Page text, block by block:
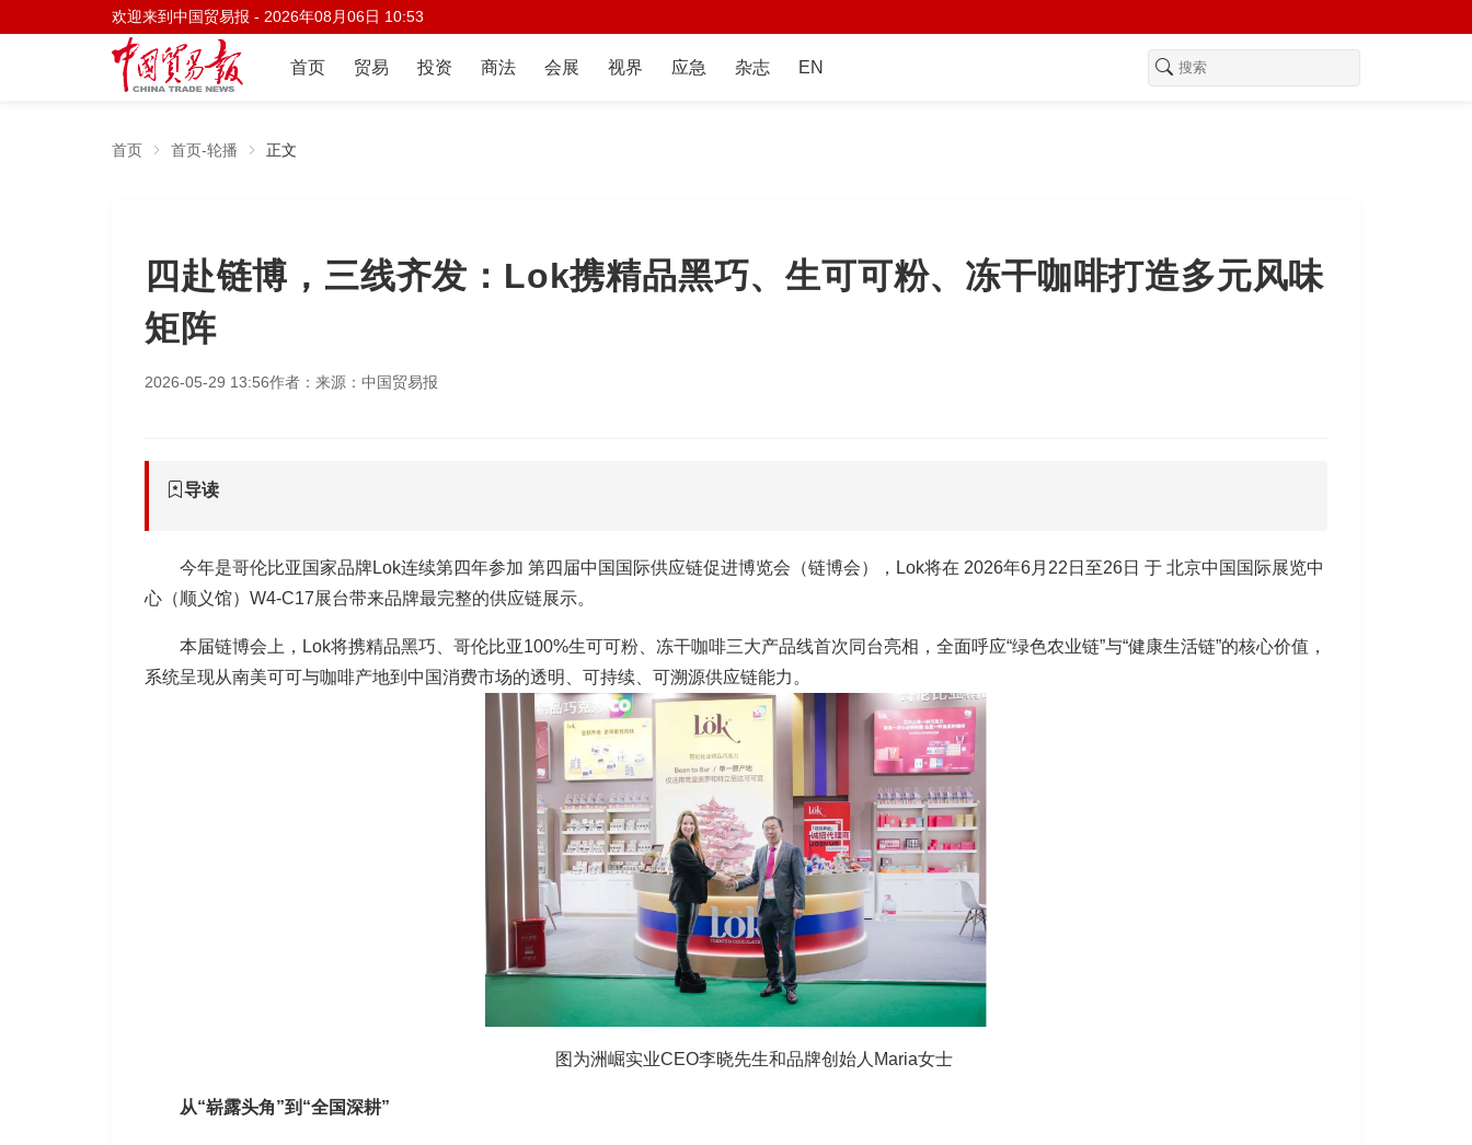
欢迎来到中国贸易报 - 2026年08月06日 10:53
首页 贸易 投资 商法 会展 视界 应急 杂志 EN
首页 首页-轮播 正文
四赴链博，三线齐发：Lok携精品黑巧、生可可粉、冻干咖啡打造多元风味
矩阵
2026-05-29 13:56作者： 来源：中国贸易报
导读
今年是哥伦比亚国家品牌Lok连续第四年参加 第四届中国国际供应链促进博览会（链博会），Lok将在 2026年6月22日至26日 于 北京中国国际展览中
心（顺义馆）W4-C17展台带来品牌最完整的供应链展示。
本届链博会上，Lok将携精品黑巧、哥伦比亚100%生可可粉、冻干咖啡三大产品线首次同台亮相，全面呼应“绿色农业链”与“健康生活链”的核心价值，
系统呈现从南美可可与咖啡产地到中国消费市场的透明、可持续、可溯源供应链能力。
图为洲崛实业CEO李晓先生和品牌创始人Maria女士
从“崭露头角”到“全国深耕”